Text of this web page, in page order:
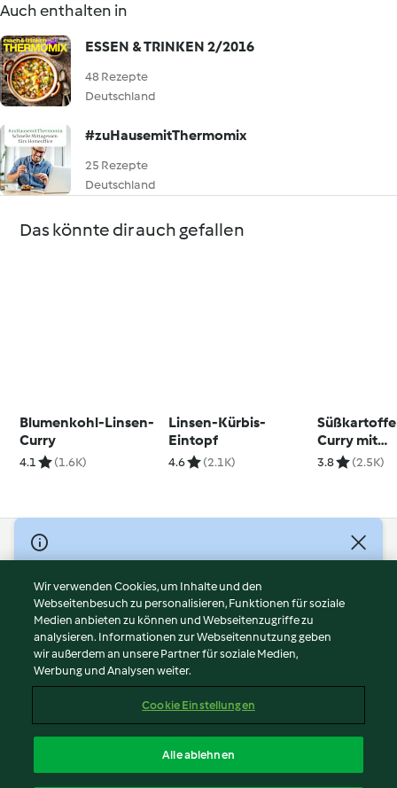
Auch enthalten in
ESSEN & TRINKEN 2/2016
48 Rezepte
Deutschland
#zuHausemitThermomix
25 Rezepte
Deutschland
Das könnte dir auch gefallen
Blumenkohl-Linsen-
Curry
4.1 (1.6K)
Linsen-Kürbis-
Eintopf
4.6 (2.1K)
Curry mit
3.8 (2.5K)
© Copyright 2026
Nutzungsbedingungen
Datenschutzrichtlinien
Disclaimer
Impressum
Cookies
Abo kündigen
Erklärung zur Barrierefreiheit
Wir verwenden Cookies, um Inhalte und den
Webseitenbesuch zu personalisieren, Funktionen für soziale
Medien anbieten zu können und Webseitenzugriffe zu
analysieren. Informationen zur Webseitennutzung geben
wir außerdem an unsere Partner für soziale Medien,
Werbung und Analysen weiter.
Cookie Einstellungen
Alle ablehnen